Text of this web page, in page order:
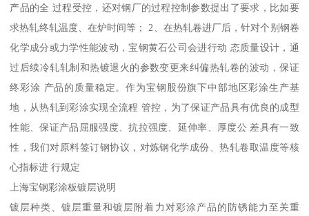
产品的全 过程受控，还对钢厂的过程控制参数提出了要求，比如要
求热轧终轧温度、在炉时间等； 2、在热轧卷进厂后，针对个别钢卷
化学成分或力学性能波动，宝钢黄石公司会进行动 态质量设计，通
过后续冷轧轧制和热镀退火的参数变更来纠偏热轧卷的波动，保证
终彩涂 产品的质量稳定。作为宝钢股份旗下中部地区彩涂生产基
地，从热轧到彩涂实现全流程 管控，为了保证产品具有优良的成型
性能、保证产品屈服强度、抗拉强度、延伸率、厚度公 差具有一致
性，我们对原料签订钢协议，对炼钢化学成份、热轧卷取温度等核
心指标进 行规定
上海宝钢彩涂板镀层说明
镀层种类、镀层重量和镀层附着力对彩涂产品的防锈能力至关重